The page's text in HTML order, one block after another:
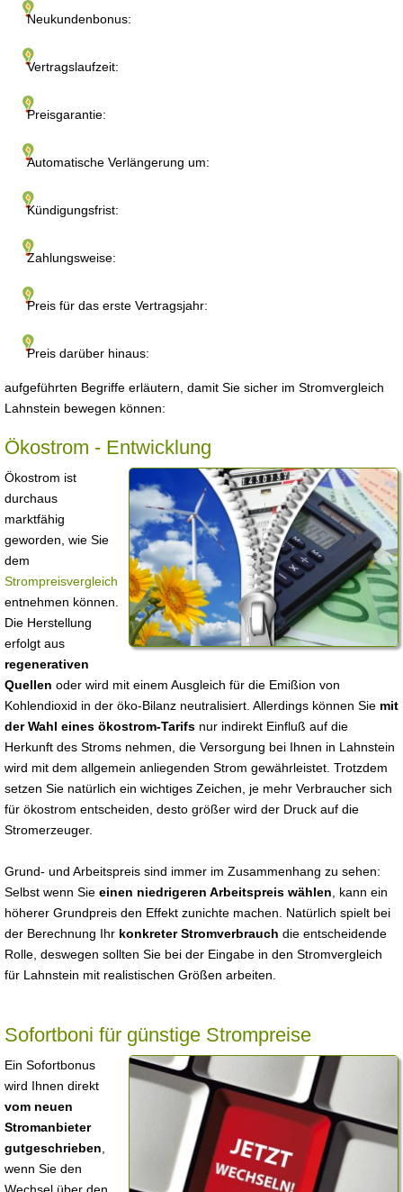
Neukundenbonus:
Vertragslaufzeit:
Preisgarantie:
Automatische Verlängerung um:
Kündigungsfrist:
Zahlungsweise:
Preis für das erste Vertragsjahr:
Preis darüber hinaus:
aufgeführten Begriffe erläutern, damit Sie sicher im Stromvergleich
Lahnstein bewegen können:
Ökostrom - Entwicklung
Ökostrom ist
durchaus
marktfähig
geworden, wie Sie
dem
Strompreisvergleich
entnehmen können.
Die Herstellung
erfolgt aus
regenerativen
Quellen oder wird mit einem Ausgleich für die Emißion von
Kohlendioxid in der öko-Bilanz neutralisiert. Allerdings können Sie mit
der Wahl eines ökostrom-Tarifs nur indirekt Einfluß auf die
Herkunft des Stroms nehmen, die Versorgung bei Ihnen in Lahnstein
wird mit dem allgemein anliegenden Strom gewährleistet. Trotzdem
setzen Sie natürlich ein wichtiges Zeichen, je mehr Verbraucher sich
für ökostrom entscheiden, desto größer wird der Druck auf die
Stromerzeuger.
Grund- und Arbeitspreis sind immer im Zusammenhang zu sehen:
Selbst wenn Sie einen niedrigeren Arbeitspreis wählen , kann ein
höherer Grundpreis den Effekt zunichte machen. Natürlich spielt bei
der Berechnung Ihr konkreter Stromverbrauch die entscheidende
Rolle, deswegen sollten Sie bei der Eingabe in den Stromvergleich
für Lahnstein mit realistischen Größen arbeiten.
Sofortboni für günstige Strompreise
Ein Sofortbonus
wird Ihnen direkt
vom neuen
Stromanbieter
gutgeschrieben
wenn Sie den